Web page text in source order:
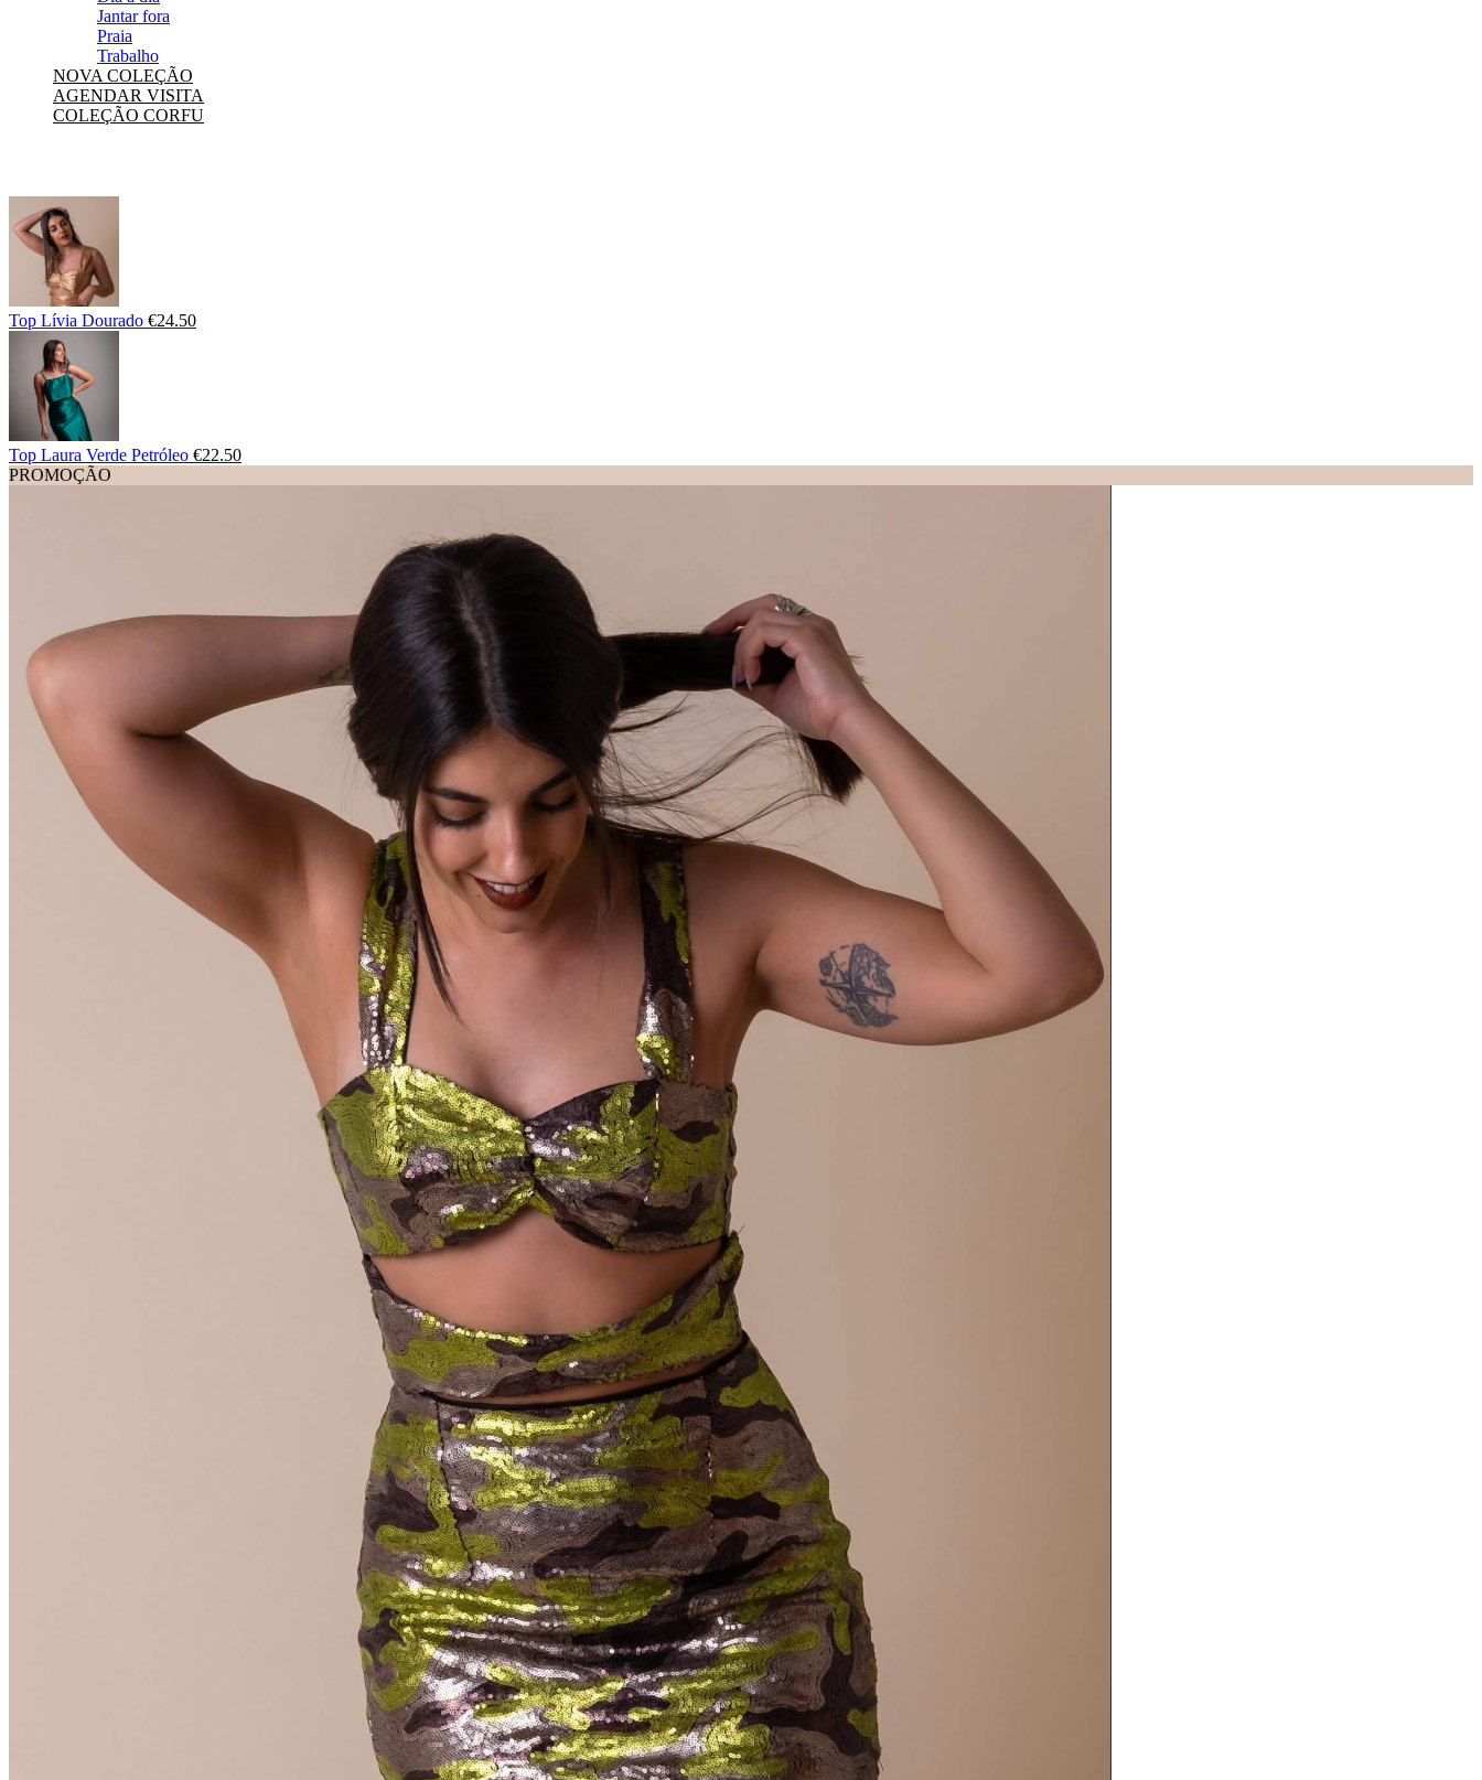
Jantar fora
Praia
Trabalho
NOVA COLEÇÃO
AGENDAR VISITA
COLEÇÃO CORFU
Top Lívia Dourado €24.50
Top Laura Verde Petróleo €22.50
PROMOÇÃO